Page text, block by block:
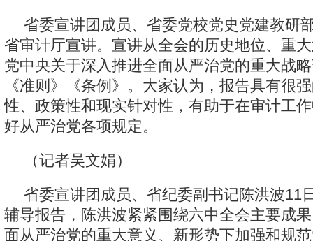
省委宣讲团成员、省委党校党史党建教研
省审计厅宣讲。宣讲从全会的历史地位、重
党中央关于深入推进全面从严治党的重大战
《准则》《条例》。大家认为，报告具有很
性、政策性和现实针对性，有助于在审计工
好从严治党各项规定。
（记者吴文娟）
省委宣讲团成员、省纪委副书记陈洪波11
辅导报告，陈洪波紧紧围绕六中全会主要成
面从严治党的重大意义、新形势下加强和规